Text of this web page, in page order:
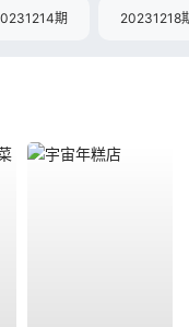
期 20231218